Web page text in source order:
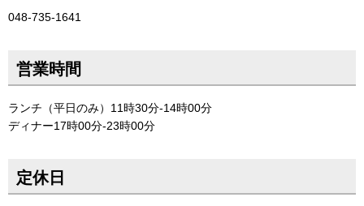
048-735-1641
営業時間
ランチ（平日のみ）11時30分-14時00分
ディナー17時00分-23時00分
定休日